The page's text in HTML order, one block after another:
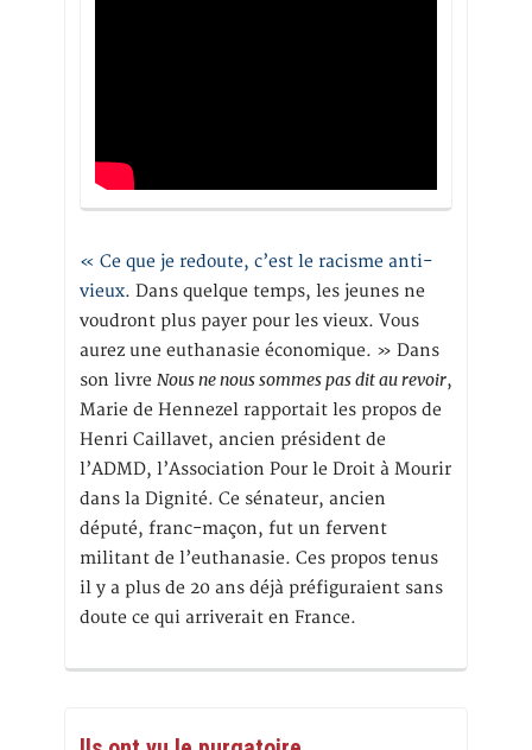
« Ce que je redoute, c’est le racisme anti-
vieux. Dans quelque temps, les jeunes ne
voudront plus payer pour les vieux. Vous
aurez une euthanasie économique. » Dans
son livre Nous ne nous sommes pas dit au revoir,
Marie de Hennezel rapportait les propos de
Henri Caillavet, ancien président de
l’ADMD, l’Association Pour le Droit à Mourir
dans la Dignité. Ce sénateur, ancien
député, franc-maçon, fut un fervent
militant de l’euthanasie. Ces propos tenus
il y a plus de 20 ans déjà préfiguraient sans
doute ce qui arriverait en France.